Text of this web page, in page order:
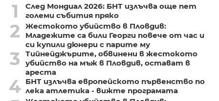
1
След Мондиал 2026: БНТ излъчва още пет
големи събития пряко
2
Жестокото убийство в Пловдив:
Младежите са били Георги повече от час и
си купили дюнери с парите му
3
Тийнейджърите, обвинени в жестокото
убийство на мъж в Пловдив, остават в
ареста
4 БНТ излъчва европейското първенство по
лека атлетика - вижте програмата